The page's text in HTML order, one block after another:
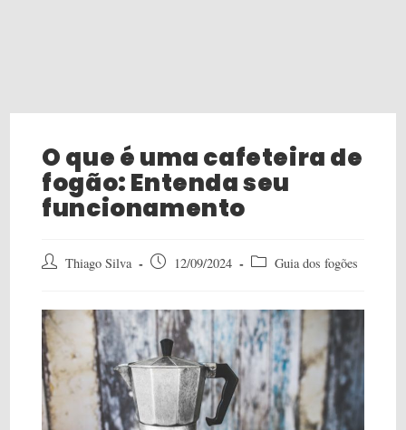
O que é uma cafeteira de
fogão: Entenda seu
funcionamento
Post Thiago Silva
Post 12/09/2024
Post Guia dos fogões